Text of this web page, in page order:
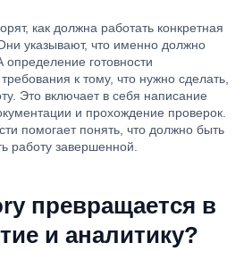
как должна работать конкретная
указывают, что именно должно
определение готовности
к тому, что нужно сделать,
Это включает в себя написание
и прохождение проверок.
помогает понять, что должно быть
работу завершенной.
превращается в
и аналитику?